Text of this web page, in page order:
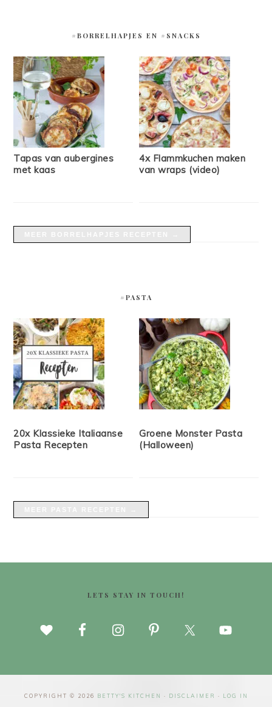
#BORRELHAPJES EN #SNACKS
Tapas van aubergines
met kaas
4x Flammkuchen maken
van wraps (video)
#PASTA
20x Klassieke Italiaanse
Pasta Recepten
Groene Monster Pasta
(Halloween)
LETS STAY IN TOUCH!
COPYRIGHT © 2026 BETTY'S KITCHEN · DISCLAIMER · LOG IN